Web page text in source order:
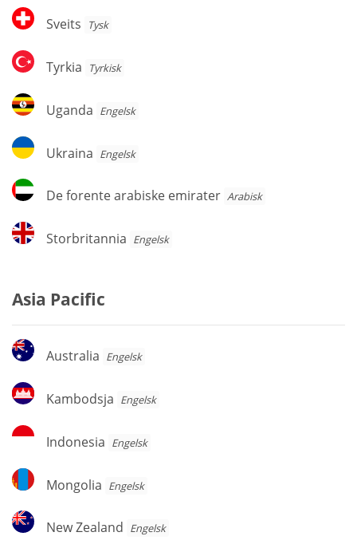
Sveits
Sveits Tysk
Tyrkia
Tyrkia Tyrkisk
Uganda
Uganda Engelsk
Ukraina
Ukraina Engelsk
De
forente
emirater
De forente arabiske emirater Arabisk
Storbritannia
Storbritannia Engelsk
Asia Pacific
Australia
Australia Engelsk
Kambodsja
Kambodsja Engelsk
Indonesia
Indonesia Engelsk
Mongolia
Mongolia Engelsk
New
Zealand
New Zealand Engelsk